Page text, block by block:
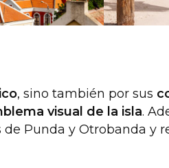
, sino también por sus
visual de la isla.
Punda y Otrobanda y